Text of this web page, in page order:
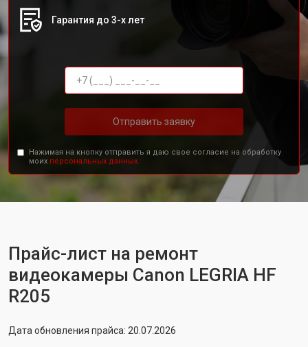
Гарантия до 3-х лет
Отправить заявку
Нажимая на кнопку отправить я даю свое согласие на обработку
моих персональных данных.
Прайс-лист на ремонт
видеокамеры Canon LEGRIA HF
R205
Дата обновления прайса: 20.07.2026